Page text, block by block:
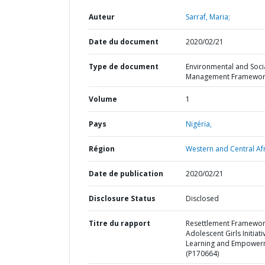
Auteur Sarraf, Maria;
Date du document 2020/02/21
Type de document
Environmental and
Management
Volume 1
Pays Nigéria,
Région Western and Central
Date de publication 2020/02/21
Disclosure Status Disclosed
Titre du rapport
Resettlement
Adolescent Girls
Learning and
(P170664)